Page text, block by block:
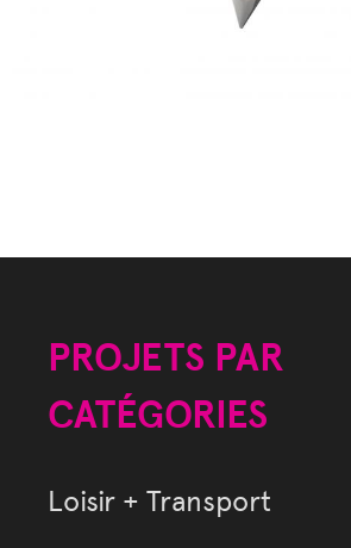
PROJETS PAR
CATÉGORIES
Loisir + Transport